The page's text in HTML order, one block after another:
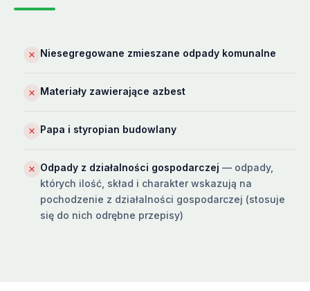
Niesegregowane zmieszane odpady komunalne
Materiały zawierające azbest
Papa i styropian budowlany
Odpady z działalności gospodarczej — odpady,
których ilość, skład i charakter wskazują na
pochodzenie z działalności gospodarczej (stosuje
się do nich odrębne przepisy)